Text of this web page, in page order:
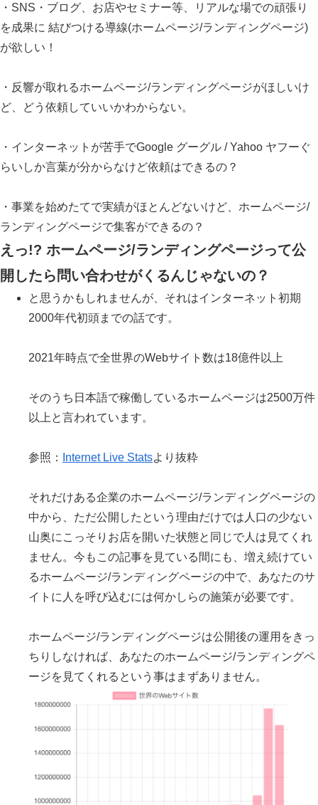
・SNS・ブログ、お店やセミナー等、リアルな場での頑張り
を成果に 結びつける導線(ホームページ/ランディングページ)
が欲しい！
・反響が取れるホームページ/ランディングページがほしいけ
ど、どう依頼していいかわからない。
・インターネットが苦手でGoogle グーグル / Yahoo ヤフーぐ
らいしか言葉が分からなけど依頼はできるの？
・事業を始めたてで実績がほとんどないけど、ホームページ/
ランディングページで集客ができるの？
えっ!? ホームページ/ランディングページって公
開したら問い合わせがくるんじゃないの？
と思うかもしれませんが、それはインターネット初期
2000年代初頭までの話です。
2021年時点で全世界のWebサイト数は18億件以上
そのうち日本語で稼働しているホームページは2500万件
以上と言われています。
参照： Internet Live Statsより抜粋
それだけある企業のホームページ/ランディングページの
中から、ただ公開したという理由だけでは人口の少ない
山奥にこっそりお店を開いた状態と同じで人は見てくれ
ません。今もこの記事を見ている間にも、増え続けてい
るホームページ/ランディングページの中で、あなたのサ
イトに人を呼び込むには何かしらの施策が必要です。
ホームページ/ランディングページは公開後の運用をきっ
ちりしなければ、あなたのホームページ/ランディングペ
ージを見てくれるという事はまずありません。